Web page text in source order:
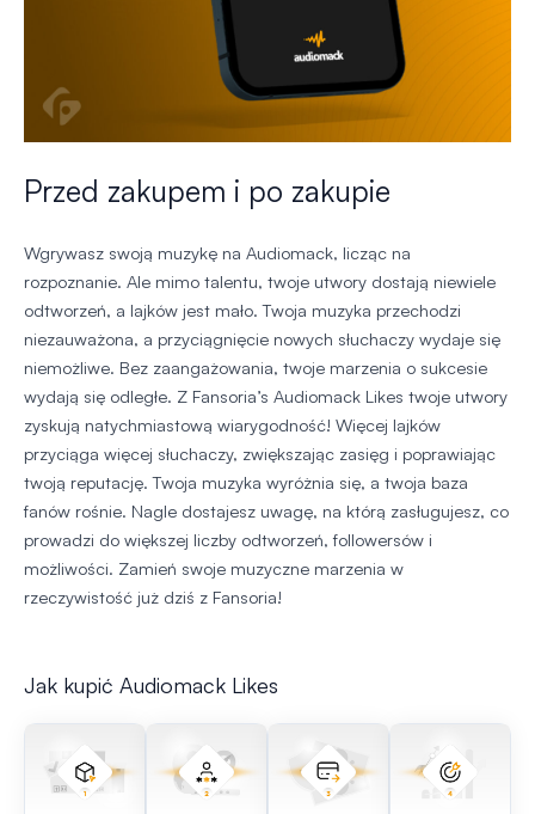
Przed zakupem i po zakupie
Wgrywasz swoją muzykę na Audiomack, licząc na
rozpoznanie. Ale mimo talentu, twoje utwory dostają niewiele
odtworzeń, a lajków jest mało. Twoja muzyka przechodzi
niezauważona, a przyciągnięcie nowych słuchaczy wydaje się
niemożliwe. Bez zaangażowania, twoje marzenia o sukcesie
wydają się odległe. Z Fansoria’s Audiomack Likes twoje utwory
zyskują natychmiastową wiarygodność! Więcej lajków
przyciąga więcej słuchaczy, zwiększając zasięg i poprawiając
twoją reputację. Twoja muzyka wyróżnia się, a twoja baza
fanów rośnie. Nagle dostajesz uwagę, na którą zasługujesz, co
prowadzi do większej liczby odtworzeń, followersów i
możliwości. Zamień swoje muzyczne marzenia w
rzeczywistość już dziś z Fansoria!
Jak kupić Audiomack Likes